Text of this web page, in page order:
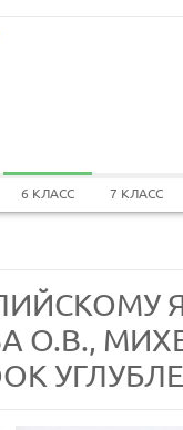
6 КЛАСС 7 КЛАСС
О.В.,